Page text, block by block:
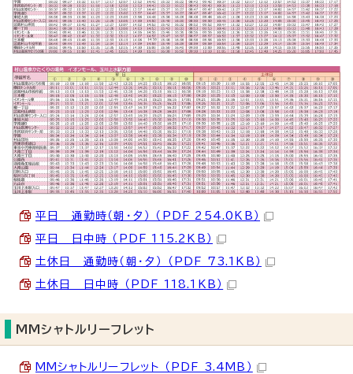
平日 通勤時（朝・夕） （PDF 254.0KB）
平日 日中時 （PDF 115.2KB）
土休日 通勤時（朝・夕） （PDF 73.1KB）
土休日 日中時 （PDF 118.1KB）
MMシャトルリーフレット
MMシャトルリーフレット （PDF 3.4MB）